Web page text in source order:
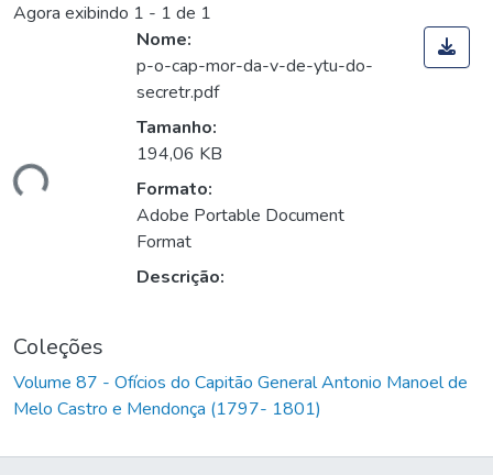
Agora exibindo 1 - 1 de 1
Nome:
p-o-cap-mor-da-v-de-ytu-do-
secretr.pdf
Tamanho:
194,06 KB
Formato:
Adobe Portable Document
Format
Descrição:
Coleções
Volume 87 - Ofícios do Capitão General Antonio Manoel de
Melo Castro e Mendonça (1797- 1801)